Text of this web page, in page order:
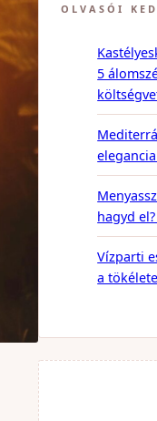
OLVASÓI
5
hagyd
Vízparti
a